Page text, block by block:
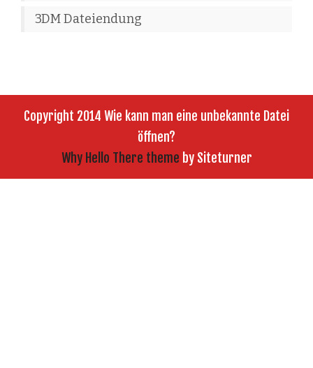
3DM Dateiendung
Copyright 2014 Wie kann man eine unbekannte Datei
öffnen?
Why Hello There theme by Siteturner